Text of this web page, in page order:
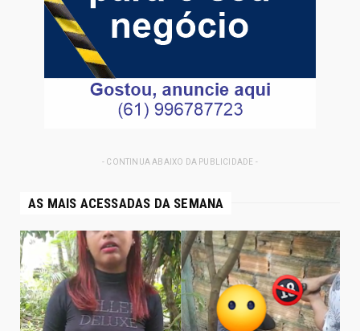
- CONTINUA ABAIXO DA PUBLICIDADE -
AS MAIS ACESSADAS DA SEMANA